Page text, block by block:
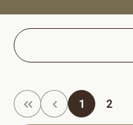
Seite
1 Seite
2